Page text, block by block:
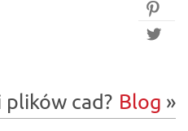


cad? Blog »